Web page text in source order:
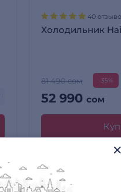
40
Холодильник
81 490 сом -35%
52 990 сом